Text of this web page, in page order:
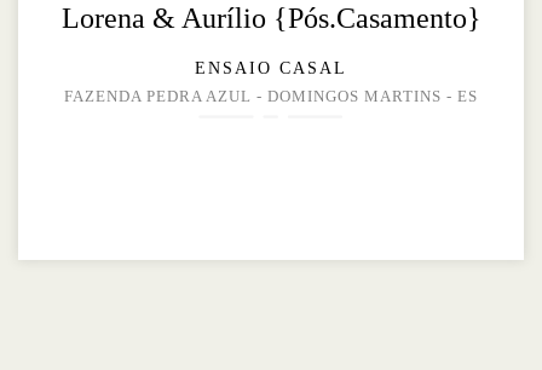
Lorena & Aurílio {Pós.Casamento}
ENSAIO CASAL
FAZENDA PEDRA AZUL - DOMINGOS MARTINS - ES